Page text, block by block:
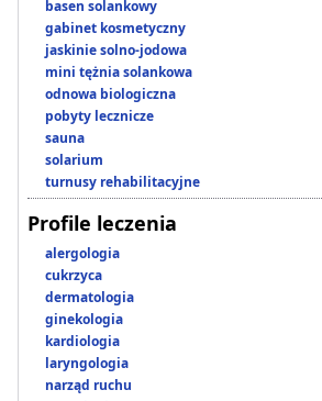
basen solankowy
gabinet kosmetyczny
jaskinie solno-jodowa
mini tężnia solankowa
odnowa biologiczna
pobyty lecznicze
sauna
solarium
turnusy rehabilitacyjne
Profile leczenia
alergologia
cukrzyca
dermatologia
ginekologia
kardiologia
laryngologia
narząd ruchu